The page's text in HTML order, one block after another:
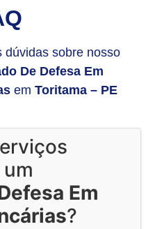
dúvidas sobre nosso
De Defesa Em
em Toritama – PE
Em
?